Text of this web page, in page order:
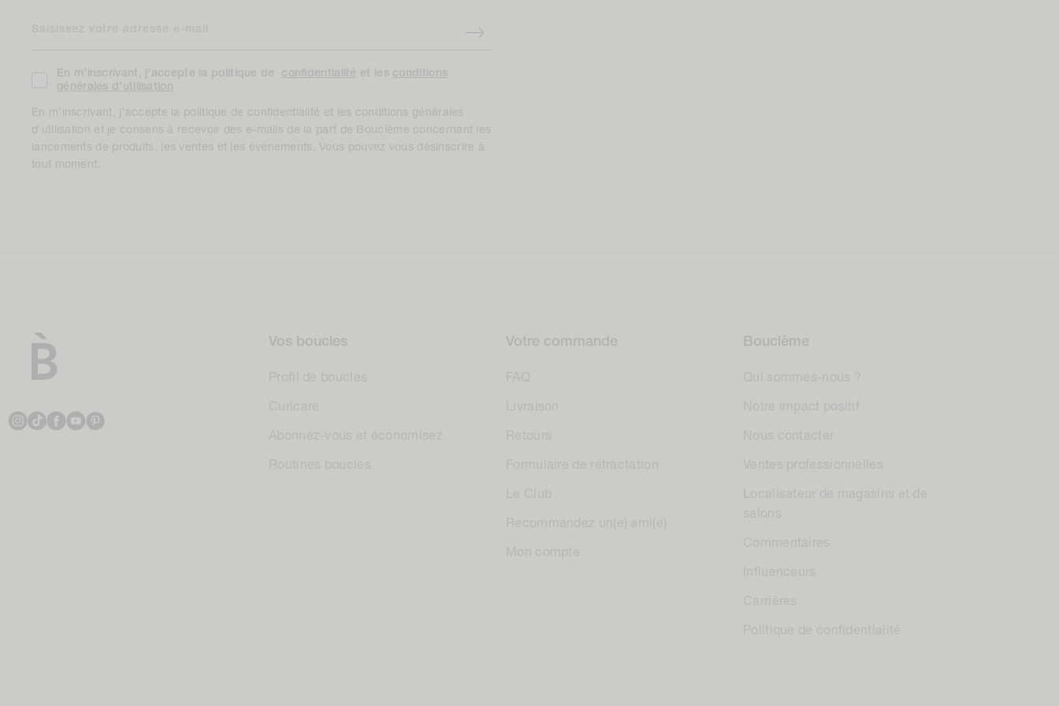
En m’inscrivant, j’accepte la politique de confidentialité et les conditions
générales d’utilisation
En m’inscrivant, j’accepte la politique de confidentialité et les conditions générales
d’utilisation et je consens à recevoir des e-mails de la part de Bouclème concernant les
lancements de produits, les ventes et les événements. Vous pouvez vous désinscrire à
tout moment.
Instagram
TikTokFacebook
YouTube
Vos boucles Votre commande Bouclème